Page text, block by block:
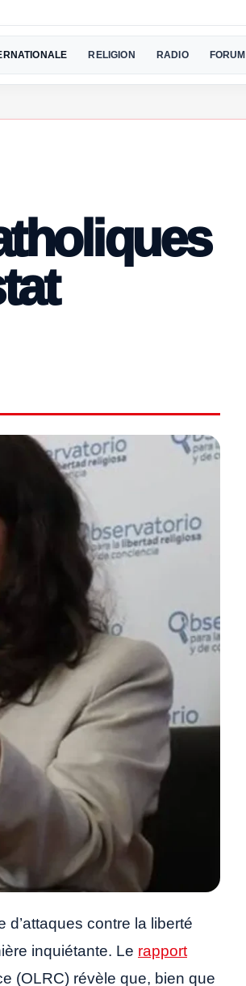
RELIGION RADIO FORUM
d’attaques contre la liberté
inquiétante. Le rapport
(OLRC) révèle que, bien que